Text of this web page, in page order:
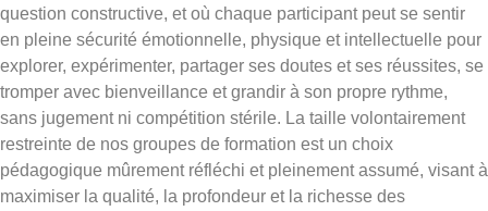
question constructive, et où chaque participant peut se sentir
en pleine sécurité émotionnelle, physique et intellectuelle pour
explorer, expérimenter, partager ses doutes et ses réussites, se
tromper avec bienveillance et grandir à son propre rythme,
sans jugement ni compétition stérile. La taille volontairement
restreinte de nos groupes de formation est un choix
pédagogique mûrement réfléchi et pleinement assumé, visant à
maximiser la qualité, la profondeur et la richesse des